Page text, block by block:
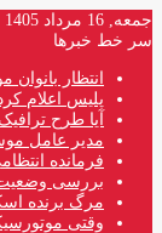
جمعه, 16 مرداد 1405
سر خط خبرها
انتظار
پلیس اعلام کرد: 56 درصد فوتی‌های تصادفات قم را راکبان موتورسیکلت تشکیل
آیا طرح
مدیر عامل
فرمانده
بررسی وضعیت
مرگ برنده
وقتی